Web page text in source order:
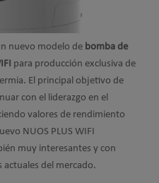
nuevo modelo de bomba de
para producción exclusiva de
El principal objetivo de
con el liderazgo en el
valores de rendimiento
NUOS PLUS WIFI
muy interesantes y con
actuales del mercado.